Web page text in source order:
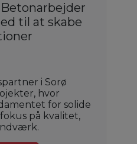
til at skabe
i Sorø
hvor
for solide
på kvalitet,